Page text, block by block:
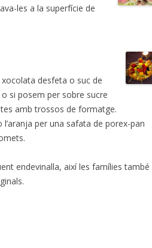
les a la superfície de
desfeta o suc de
si posem per sobre sucre
amb trossos de formatge.
per una safata de porex-pan
endevinalla, així les famílies també